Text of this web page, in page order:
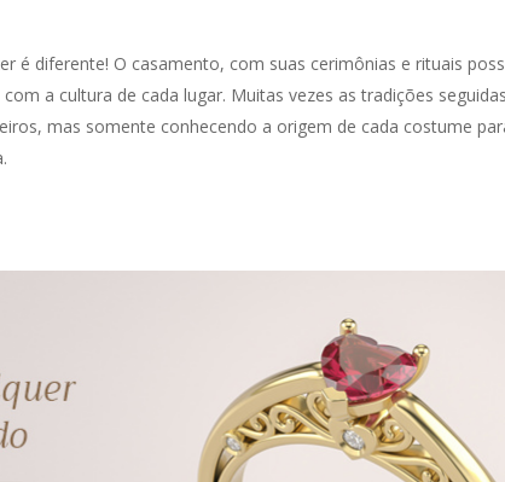
é diferente! O casamento, com suas cerimônias e rituais
a cultura de cada lugar. Muitas vezes as tradições
mas somente conhecendo a origem de cada costume